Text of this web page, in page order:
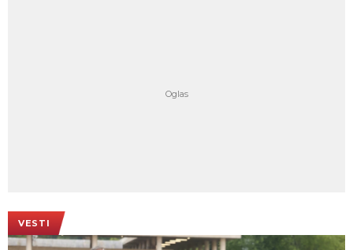
VESTI